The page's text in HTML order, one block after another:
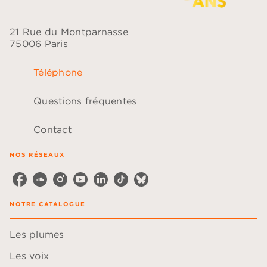
21 Rue du Montparnasse
75006 Paris
Téléphone
Questions fréquentes
Contact
NOS RÉSEAUX
NOTRE CATALOGUE
Les plumes
Les voix